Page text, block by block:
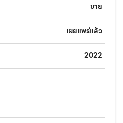
ขาย
เผยแพร่แล้ว
2022